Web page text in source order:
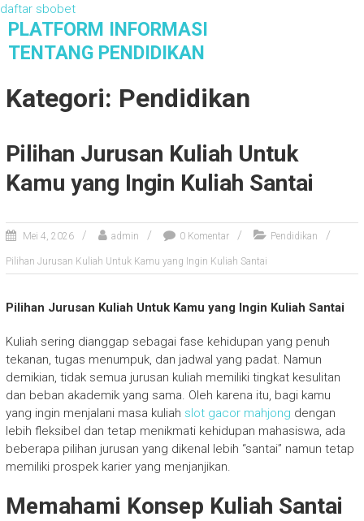
daftar sbobet
PLATFORM INFORMASI
TENTANG PENDIDIKAN
Kategori: Pendidikan
Pilihan Jurusan Kuliah Untuk
Kamu yang Ingin Kuliah Santai
Mei 4, 2026 admin 0 Komentar Pendidikan
Pilihan Jurusan Kuliah Untuk Kamu yang Ingin Kuliah Santai
Pilihan Jurusan Kuliah Untuk Kamu yang Ingin Kuliah Santai
Kuliah sering dianggap sebagai fase kehidupan yang penuh
tekanan, tugas menumpuk, dan jadwal yang padat. Namun
demikian, tidak semua jurusan kuliah memiliki tingkat kesulitan
dan beban akademik yang sama. Oleh karena itu, bagi kamu
yang ingin menjalani masa kuliah slot gacor mahjong dengan
lebih fleksibel dan tetap menikmati kehidupan mahasiswa, ada
beberapa pilihan jurusan yang dikenal lebih “santai” namun tetap
memiliki prospek karier yang menjanjikan.
Memahami Konsep Kuliah Santai